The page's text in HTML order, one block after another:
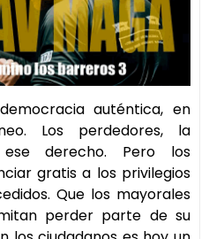
auténtica, en
Los perdedores, la
ese derecho. Pero los
gratis a los privilegios
Que los mayorales
perder parte de su